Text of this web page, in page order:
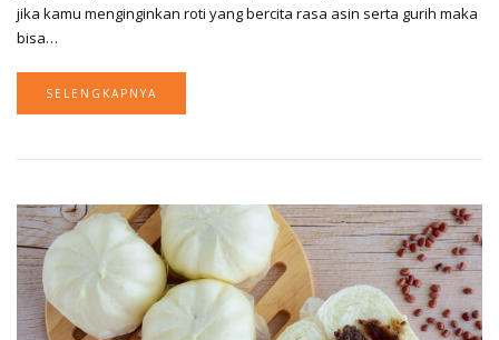
jika kamu menginginkan roti yang bercita rasa asin serta gurih maka
bisa…
SELENGKAPNYA